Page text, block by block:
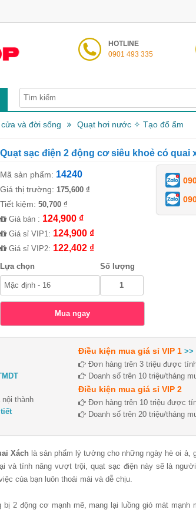
HOTLINE
0901 493 335
và đời sống Quạt hơi nước ✧ Tạo đổ ẩm
Quạt sạc điện 2 động cơ siêu khoẻ có quai
Mã sản phẩm: 14240
Giá thị trường: 175,600 ₫
Tiết kiệm: 50,700 ₫
Giá bán : 124,900 ₫
Giá sỉ VIP1: 124,900 ₫
Giá sỉ VIP2: 122,402 ₫
Lựa chọn Số lượng
thành
Điều kiện mua giá sỉ VIP 1 >>
Đơn hàng trên 3 triệu được
Doanh số trên 10 triệu/tháng
Điều kiện mua giá sỉ VIP 2
Đơn hàng trên 10 triệu được
Doanh số trên 20 triệu/tháng
Xách là sản phẩm lý tưởng cho những ngày hè oi ả,
và tính năng vượt trội, quạt sạc điện này sẽ là
của bạn luôn thoải mái và dễ chịu.
2 động cơ mạnh mẽ, mang lại luồng gió mát mạnh